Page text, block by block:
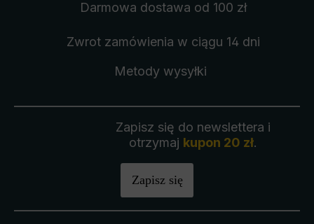
Darmowa dostawa od 100 zł
Zwrot zamówienia w ciągu 14 dni
Metody wysyłki
Zapisz się do newslettera i
otrzymaj kupon 20 zł.
Zapisz się